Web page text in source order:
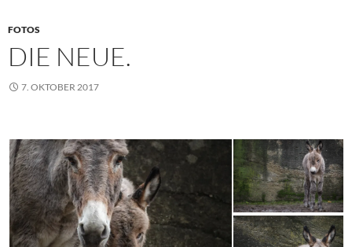
FOTOS
DIE NEUE.
7. OKTOBER 2017